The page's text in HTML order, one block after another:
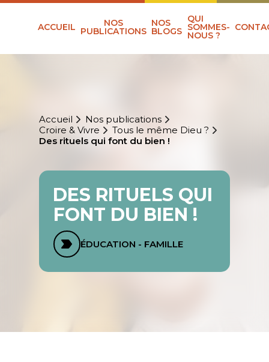
ACCUEIL NOS
PUBLICATIONS
NOS
BLOGS
QUI
SOMMES-
NOUS ?
Accueil
Nos publications
Croire & Vivre
Tous le même Dieu ?
Des rituels qui font du bien !
DES RITUELS QUI
FONT DU BIEN !
ÉDUCATION - FAMILLE